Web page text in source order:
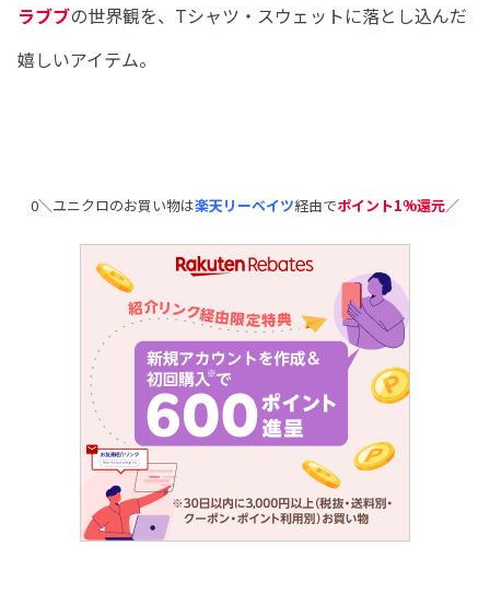
ラブブの世界観を、Tシャツ・スウェットに落とし込んだ
嬉しいアイテム。
0＼ユニクロのお買い物は楽天リーベイツ経由でポイント1%還元／